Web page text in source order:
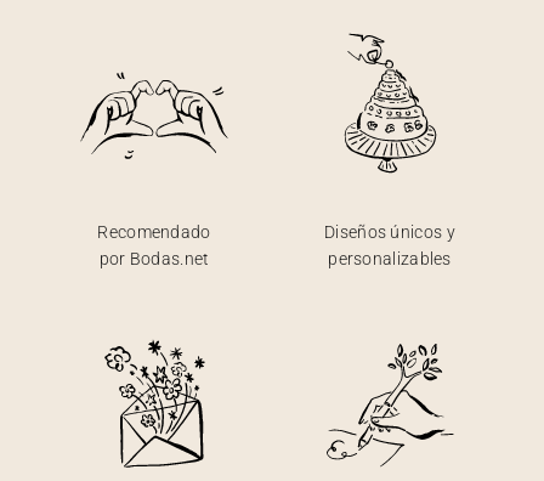
Recomendado
por Bodas.net
Diseños únicos y
personalizables